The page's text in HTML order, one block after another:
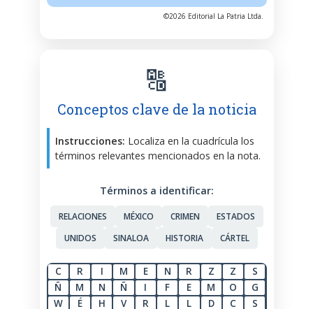
©2026 Editorial La Patria Ltda.
🔠
Conceptos clave de la noticia
Instrucciones: Localiza en la cuadrícula los
términos relevantes mencionados en la nota.
Términos a identificar:
RELACIONES MÉXICO CRIMEN
ESTADOS
UNIDOS
SINALOA HISTORIA CÁRTEL
C R I M E N R Z Z
S
Ñ
M N Ñ I F E M O
G
W
É H V R L L D C
S